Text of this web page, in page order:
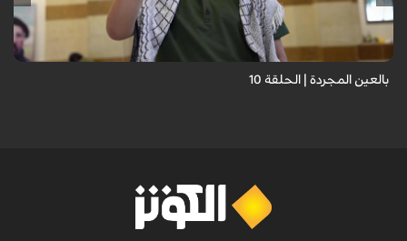
حيث نستمع فيه إلى شهاداتٍ حيّةٍ لأشخاص عايشوا التفجيرات والدمار، فنرى
بعيونهم ت...
بالعين المجردة | الحلقة 10